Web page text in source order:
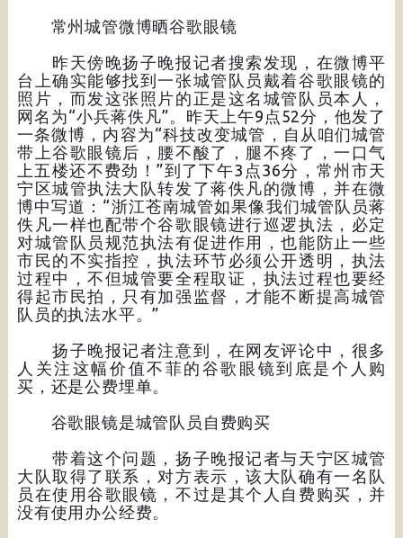
常州城管微博晒谷歌眼镜
昨天傍晚扬子晚报记者搜索发现，在微博平
台上确实能够找到一张城管队员戴着谷歌眼镜的
照片，而发这张照片的正是这名城管队员本人，
网名为“小兵蒋佚凡”。昨天上午9点52分，他发了
一条微博，内容为“科技改变城管，自从咱们城管
带上谷歌眼镜后，腰不酸了，腿不疼了，一口气
上五楼还不费劲！”到了下午3点36分，常州市天
宁区城管执法大队转发了蒋佚凡的微博，并在微
博中写道：“浙江苍南城管如果像我们城管队员蒋
佚凡一样也配带个谷歌眼镜进行巡逻执法，必定
对城管队员规范执法有促进作用，也能防止一些
市民的不实指控，执法环节必须公开透明，执法
过程中，不但城管要全程取证，执法过程也要经
得起市民拍，只有加强监督，才能不断提高城管
队员的执法水平。”
扬子晚报记者注意到，在网友评论中，很多
人关注这幅价值不菲的谷歌眼镜到底是个人购
买，还是公费埋单。
谷歌眼镜是城管队员自费购买
带着这个问题，扬子晚报记者与天宁区城管
大队取得了联系，对方表示，该大队确有一名队
员在使用谷歌眼镜，不过是其个人自费购买，并
没有使用办公经费。